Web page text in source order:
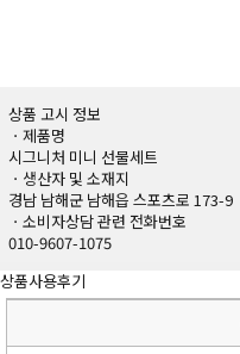
상품 고시 정보
ㆍ제품명
시그니처 미니 선물세트
ㆍ생산자 및 소재지
경남 남해군 남해읍 스포츠로 173-9
ㆍ소비자상담 관련 전화번호
010-9607-1075
상품사용후기